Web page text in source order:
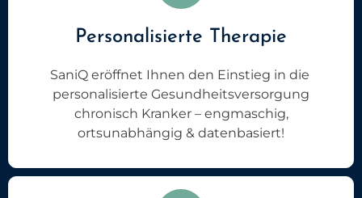
Personalisierte Therapie
SaniQ eröffnet Ihnen den Einstieg in die
personalisierte Gesundheitsversorgung
chronisch Kranker – engmaschig,
ortsunabhängig & datenbasiert!